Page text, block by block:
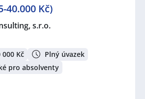
40.000 Kč)
s.r.o.
000 Kč
Plný úvazek
pro absolventy